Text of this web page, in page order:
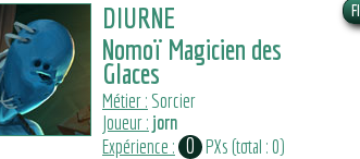
DIURNE
Nomoï Magicien des
Glaces
Métier : Sorcier
Joueur : jorn
Expérience : 0 PXs (total : 0)